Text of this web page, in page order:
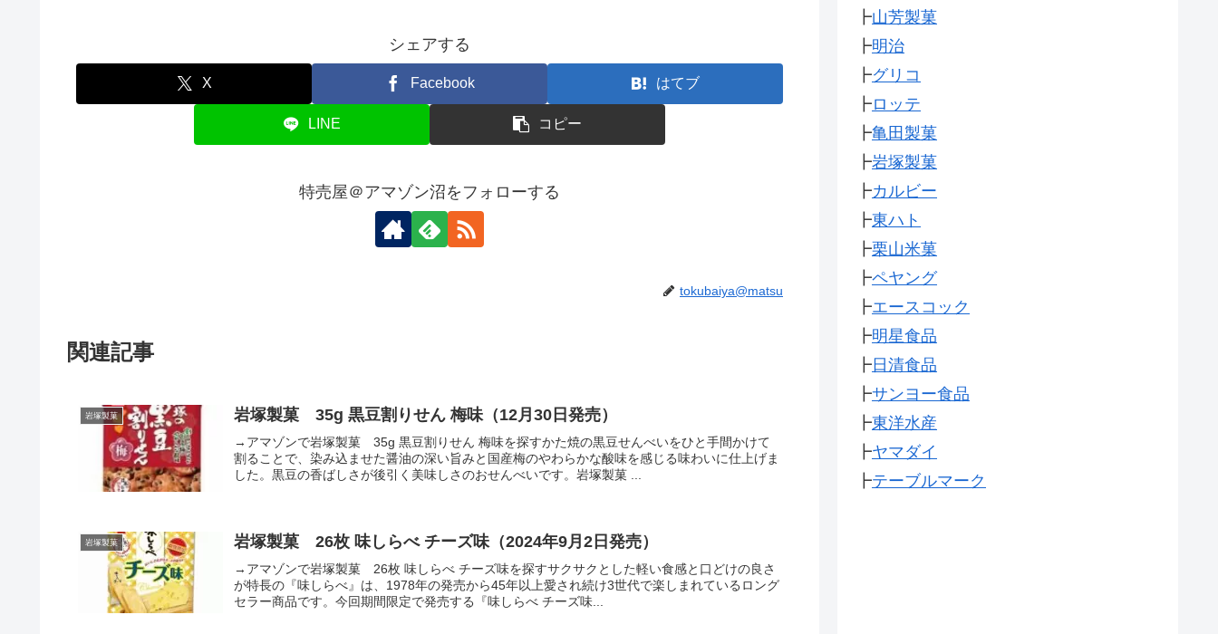
シェアする
X Facebook はてブ
LINE コピー
特売屋＠アマゾン沼をフォローする
tokubaiya@matsu
関連記事
岩塚製菓 岩塚製菓 35g 黒豆割りせん 梅味（12月30日発売）
→アマゾンで岩塚製菓 35g 黒豆割りせん 梅味を探すかた焼の黒豆せんべいをひと手間かけて
割ることで、染み込ませた醤油の深い旨みと国産梅のやわらかな酸味を感じる味わいに仕上げま
した。黒豆の香ばしさが後引く美味しさのおせんべいです。岩塚製菓 ...
岩塚製菓 岩塚製菓 26枚 味しらべ チーズ味（2024年9月2日発売）
→アマゾンで岩塚製菓 26枚 味しらべ チーズ味を探すサクサクとした軽い食感と口どけの良さ
が特長の『味しらべ』は、1978年の発売から45年以上愛され続け3世代で楽しまれているロング
セラー商品です。今回期間限定で発売する『味しらべ チーズ味...
┣山芳製菓
┣明治
┣グリコ
┣ロッテ
┣亀田製菓
┣岩塚製菓
┣カルビー
┣東ハト
┣栗山米菓
┣ペヤング
┣エースコック
┣明星食品
┣日清食品
┣サンヨー食品
┣東洋水産
┣ヤマダイ
┣テーブルマーク